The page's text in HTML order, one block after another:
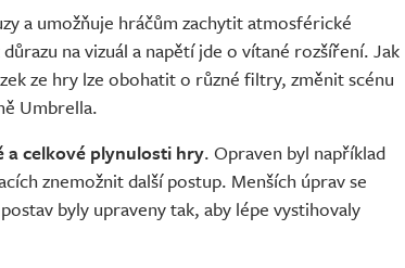
a umožňuje hráčům zachytit atmosférické
na vizuál a napětí jde o vítané rozšíření. Jak
ze hry lze obohatit o různé filtry, změnit scénu
Umbrella.
a celkové plynulosti hry. Opraven byl například
znemožnit další postup. Menších úprav se
byly upraveny tak, aby lépe vystihovaly